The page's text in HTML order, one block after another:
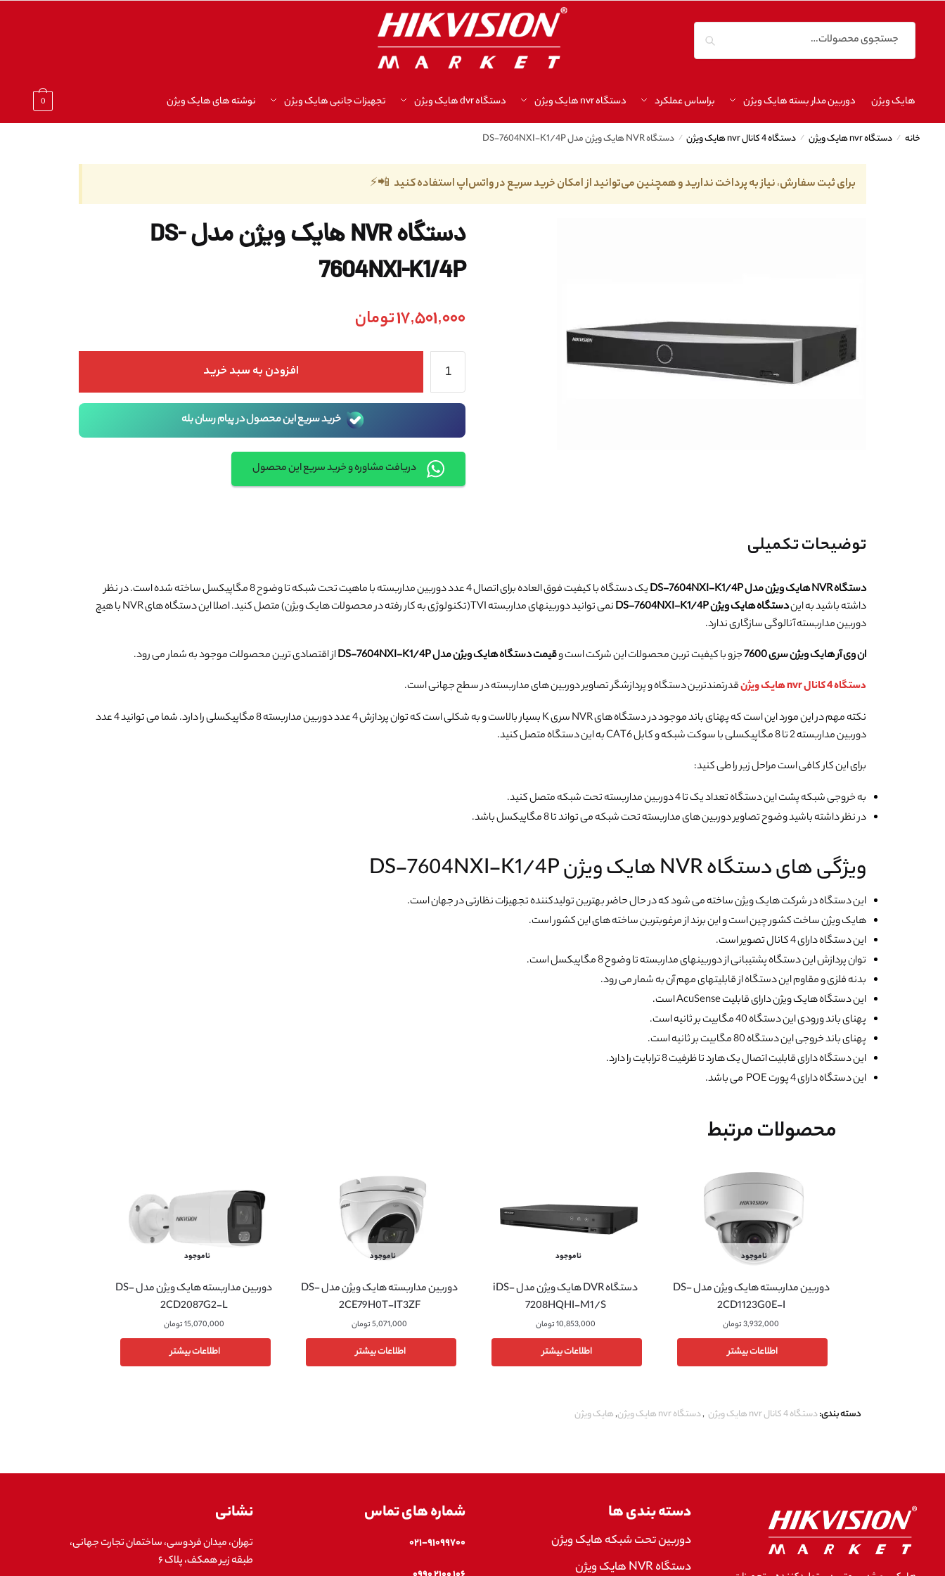
هایک ویژن دوربین مدار بسته هایک ویژن براساس عملکرد دستگاه nvr هایک ویژن دستگاه dvr هایک ویژن تجهیزات جانبی هایک ویژن نوشته های هایک ویژن 0
خانه / دستگاه nvr هایک ویژن / دستگاه 4 کانال nvr هایک ویژن / دستگاه NVR هایک ویژن مدل DS-7604NXI-K1/4P
برای ثبت سفارش، نیاز به پرداخت ندارید و همچنین می‌توانید از امکان خرید سریع در واتس‌اپ استفاده کنید 📲⚡
دستگاه NVR هایک ویژن مدل DS-
7604NXI-K1/4P
17,501,000تومان
افزودن به سبد خرید
خرید سریع این محصول در پیام رسان بله
دریافت مشاوره و خرید سریع این محصول
توضیحات تکمیلی
دستگاه NVR هایک ویژن مدل DS-7604NXI-K1/4P
یک دستگاه با کیفیت فوق العاده برای اتصال 4 عدد دوربین مداربسته با ماهیت تحت شبکه تا وضوح 8 مگاپیکسل ساخته شده است. در نظر
داشته باشید به ایندستگاه هایک ویژن DS-7604NXI-K1/4P
نمی توانید دوربینهای مداربسته TVI(تکنولوژی به کار رفته در محصولات هایک ویژن) متصل کنید. اصلا این دستگاه های NVR با هیچ
دوربین مداربسته آنالوگی سازگاری ندارد.
ان وی آر هایک ویژن سری 7600
جزو با کیفیت ترین محصولات این شرکت است وقیمت دستگاه هایک ویژن مدل DS-7604NXI-K1/4P
از اقتصادی ترین محصولات موجود به شمار می رود.
دستگاه 4 کانال nvr هایک ویژن
قدرتمندترین دستگاه و پردازشگر تصاویر دوربین های مداربسته در سطح جهانی است.
نکته مهم در این مورد این است که پهنای باند موجود در دستگاه های NVR سری K بسیار بالاست و به شکلی است که توان پردازش 4 عدد دوربین مداربسته 8 مگاپیکسلی را دارد. شما می توانید 4 عدد
دوربین مداربسته 2 تا 8 مگاپیکسلی با سوکت شبکه و کابل CAT6 به این دستگاه متصل کنید.
برای این کار کافی است مراحل زیر را طی کنید:
به خروجی شبکه پشت این دستگاه تعداد یک تا 4 دوربین مداربسته تحت شبکه متصل کنید.
در نظر داشته باشید وضوح تصاویر دوربین های مداربسته تحت شبکه می تواند تا 8 مگاپیکسل باشد.
ویژگی های دستگاه NVR هایک ویژن DS-7604NXI-K1/4P
این دستگاه در شرکت هایک ویژن ساخته می شود که در حال حاضر بهترین تولیدکننده تجهیزات نظارتی در جهان است.
هایک ویژن ساخت کشور چین است و این برند از مرغوبترین ساخته های این کشور است.
این دستگاه دارای 4 کانال تصویر است.
توان پردازش این دستگاه پشتیبانی از دوربینهای مداربسته تا وضوح 8 مگاپیکسل است.
بدنه فلزی و مقاوم این دستگاه از قابلیتهای مهم آن به شمار می رود.
این دستگاه هایک ویژن دارای قابلیت AcuSense است.
پهنای باند ورودی این دستگاه 40 مگابیت بر ثانیه است.
پهنای باند خروجی این دستگاه 80 مگابیت بر ثانیه است.
این دستگاه دارای قابلیت اتصال یک هارد تا ظرفیت 8 ترابایت را دارد.
این دستگاه دارای 4 پورت POE می باشد.
محصولات مرتبط
ناموجود
دوربین مداربسته هایک ویژن مدل DS-
2CD1123G0E-I
3,932,000تومان
اطلاعات بیشتر
ناموجود
دستگاه DVR هایک ویژن مدل iDS-
7208HQHI-M1/S
10,853,000تومان
اطلاعات بیشتر
ناموجود
دوربین مداربسته هایک ویژن مدل DS-
2CE79H0T-IT3ZF
5,071,000تومان
اطلاعات بیشتر
ناموجود
دوربین مداربسته هایک ویژن مدل DS-
2CD2087G2-L
15,070,000تومان
اطلاعات بیشتر
دسته بندی:دستگاه 4 کانال nvr هایک ویژن ,دستگاه nvr هایک ویژن ,هایک ویژن
دسته بندی ها
دوربین تحت شبکه هایک ویژن
دستگاه NVR هایک ویژن
شماره های تماس
۰۲۱-۹۱۰۹۹۷۰۰
نشانی
تهران، میدان فردوسی، ساختمان تجارت جهانی،
طبقه زیر همکف، پلاک ۶